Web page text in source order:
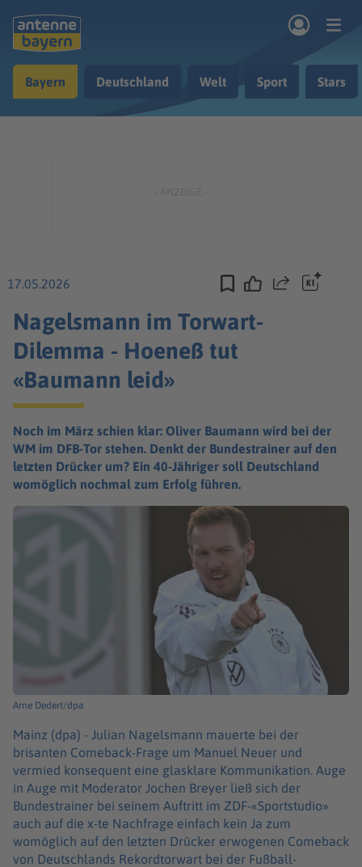
Musik & Radio
Bayern Deutschland Welt Sport Stars
17.05.2026 Teilen
Nagelsmann im Torwart-
Dilemma - Hoeneß tut
«Baumann leid»
Noch im März schien klar: Oliver Baumann wird bei der
WM im DFB-Tor stehen. Denkt der Bundestrainer auf den
letzten Drücker um? Ein 40-Jähriger soll Deutschland
womöglich nochmal zum Erfolg führen.
Arne Dedert/dpa
Mainz (dpa) - Julian Nagelsmann mauerte bei der
brisanten Comeback-Frage um Manuel Neuer und
vermied konsequent eine glasklare Kommunikation. Auge
in Auge mit Moderator Jochen Breyer ließ sich der
Bundestrainer bei seinem Auftritt im ZDF-«Sportstudio»
auch auf die x-te Nachfrage einfach kein Ja zum
womöglich auf den letzten Drücker erwogenen Comeback
von Deutschlands Rekordtorwart bei der Fußball-